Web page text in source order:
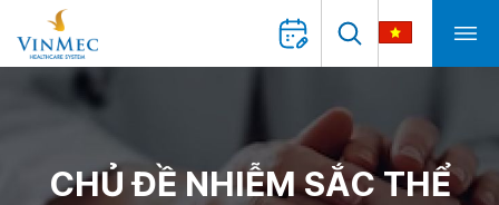
CHỦ ĐỀ NHIỄM SẮC THỂ